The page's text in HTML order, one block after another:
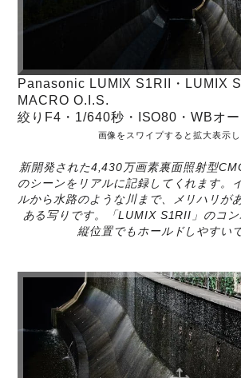
Panasonic LUMIX S1RII・LUMIX
MACRO O.I.S.
絞りF4・1/640秒・ISO80・WBオー
画像をスワイプすると拡大表示
新開発された4,430万画素裏面照射型
のシーンをリアルに記録してくれます。
ルから水路のような川まで、メリハリが
ある写りです。「LUMIX S1RII」のコ
縦位置でもホールドしやすい